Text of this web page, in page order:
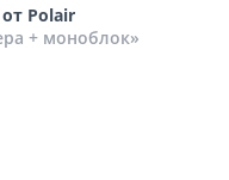
Polair
+ моноблок»